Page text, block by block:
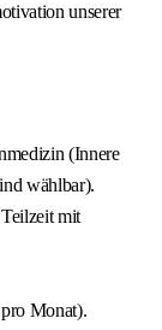
unserer
(Innere
wählbar).
mit
Monat).